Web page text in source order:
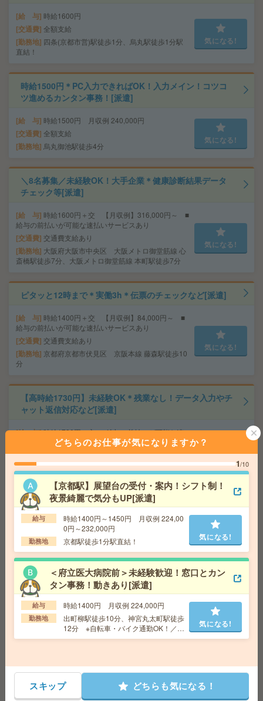
給 与 時給1600円
交通費 全額支給
勤務地 四条(京都市営)駅徒歩1分、烏丸駅徒歩1分駅
直結！
気になる!
時給1500円＊PC入力できればOK！入力メイン！コツコ
ツ進めるカンタン事務！[派遣]
給 与 時給1500円 月収例 240,000円
交通費 全額支給
勤務地 烏丸御池駅徒歩4分
気になる!
＼8名募集／未経験OK！大手企業＊健康診断結果データ
チェック等[派遣]
給 与 時給1600円＋交 【月収例】316,000円～ ■
給与の前払いが可能な速払いサービスあり
交通費 交通費支給あり
勤務地 大阪府大阪市中央区 大阪メトロ御堂筋線 心
斎橋駅徒歩7分、大阪メトロ御堂筋線 本町駅徒歩7分
気になる!
ピタッと12時まで＊実働3h＊伝票のチェックなど[派遣]
給 与 時給1400円＋交 【月収例】84,000円～ ■
給与の前払いが可能な速払いサービスあり
交通費 交通費支給あり
勤務地 京都府京都市伏見区 京阪本線 藤森駅徒歩10
分
気になる!
【高時給1730円】未経験OK＊残業なし！データ入力やチ
ャット返信対応など[派遣]
給 与 時給1730円＋交 ■給与の前払いが可能な速
払いサービスあり
交通費 交通費支給あり
勤務地 大阪府大阪市北区 大阪メトロ四つ橋線 西梅
田駅徒歩4分、大阪環状線 大阪駅徒歩7分
気になる!
座り仕事！給与即払いOK！高時給！日勤のお仕事！品質
検査作業[派遣]
給 与 時給1430円
交通費 交通費支給有り
勤務地
高田市駅～徒歩10分 ※車通勤・バイク通勤O
気になる!
給与即払いOK！高時給！平日休み！お菓子の製造業務[派
交通費
京都市役所前駅～徒歩7分 ※車通勤・バイク
通勤OK
気になる!
どちらのお仕事が気になりますか？
1/10
【京都駅】展望台の受付・案内！シフト制！
夜景綺麗で気分もUP[派遣]
給与
時給1400円～1450円 月収例 224,00
0円～232,000円
勤務地 京都駅徒歩1分駅直結！ 気になる!
＜府立医大病院前＞未経験歓迎！窓口とカン
タン事務！動きあり[派遣]
給与 時給1400円 月収例 224,000円
勤務地
出町柳駅徒歩10分、神宮丸太町駅徒歩
12分 ※自転車・バイク通勤OK！／バ
ス停『府立医大病院前』下車すぐ
気になる!
スキップ どちらも気になる！